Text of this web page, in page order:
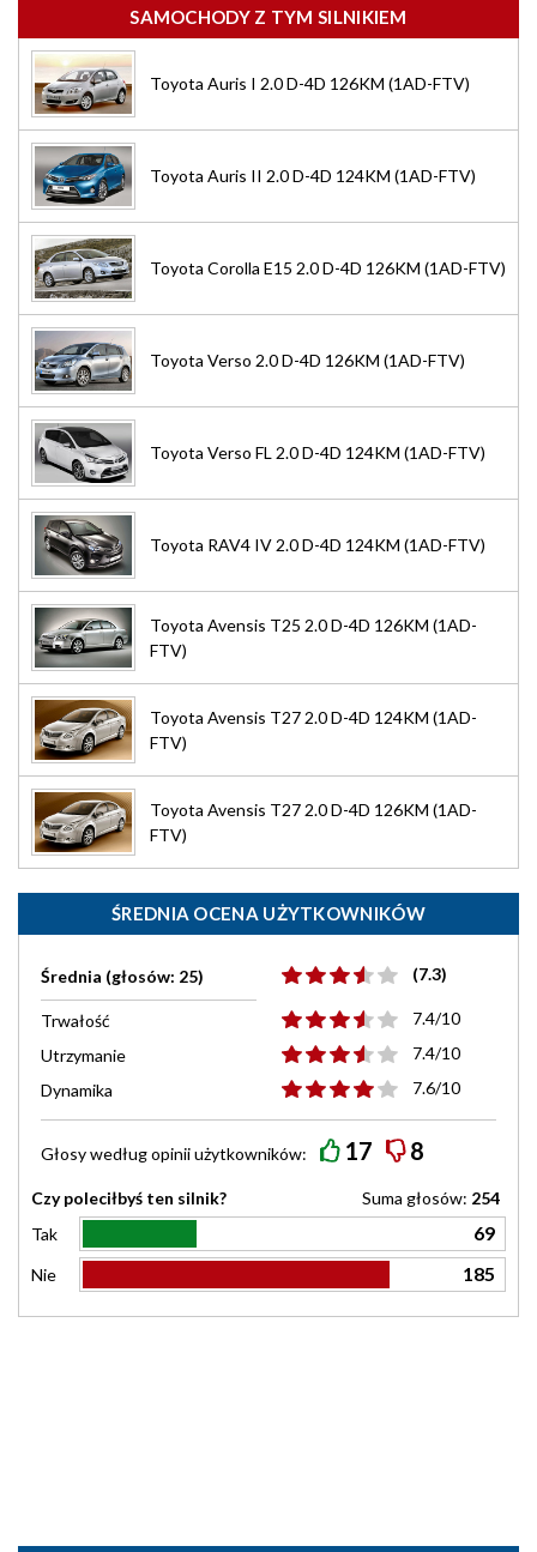
SAMOCHODY Z TYM SILNIKIEM
Toyota Auris I 2.0 D-4D 126KM (1AD-FTV)
Toyota Auris II 2.0 D-4D 124KM (1AD-FTV)
Toyota Corolla E15 2.0 D-4D 126KM (1AD-FTV)
Toyota Verso 2.0 D-4D 126KM (1AD-FTV)
Toyota Verso FL 2.0 D-4D 124KM (1AD-FTV)
Toyota RAV4 IV 2.0 D-4D 124KM (1AD-FTV)
Toyota Avensis T25 2.0 D-4D 126KM (1AD-
FTV)
Toyota Avensis T27 2.0 D-4D 124KM (1AD-
FTV)
Toyota Avensis T27 2.0 D-4D 126KM (1AD-
FTV)
ŚREDNIA OCENA UŻYTKOWNIKÓW
Średnia (głosów: 25) (7.3)
Trwałość
7.4/10
Utrzymanie
7.4/10
Dynamika
7.6/10
Głosy wedługopiniiużytkowników: 17 8
Czy poleciłbyś ten silnik? Suma głosów: 254
Tak
69
Nie 185